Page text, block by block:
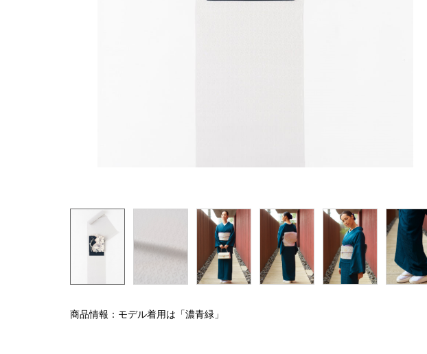
商品情報：モデル着用は「濃青緑」